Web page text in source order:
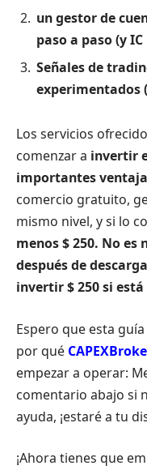
un gestor de
paso a paso (y
Señales de
experimentados
Los servicios
comenzar a invertir
importantes
comercio gratuito,
mismo nivel, y si lo
menos $ 250. No es
después de
invertir $ 250 si
Espero que esta
por qué
empezar a operar:
comentario abajo si
ayuda, ¡estaré a tu
¡Ahora tienes que